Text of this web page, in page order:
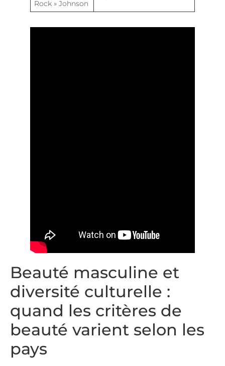
Rock » Johnson
Beauté masculine et
diversité culturelle :
quand les critères de
beauté varient selon les
pays